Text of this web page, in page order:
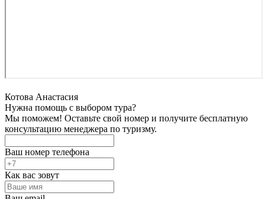
Котова Анастасия
Нужна помощь с выбором тура?
Мы поможем! Оставьте свой номер и получите бесплатную
консультацию менеджера по туризму.
Ваш номер телефона
Как вас зовут